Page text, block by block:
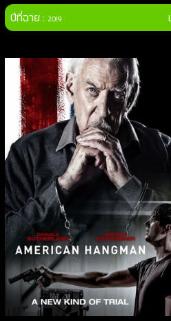
ปีที่ฉาย :2019